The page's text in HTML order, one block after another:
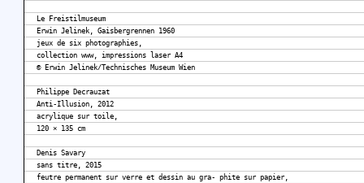
Le Freistilmuseum
Erwin Jelinek, Gaisbergrennen 1960
jeux de six photographies,
collection www, impressions laser A4
© Erwin Jelinek/Technisches Museum Wien
Philippe Decrauzat
Anti-Illusion, 2012
acrylique sur toile,
120 × 135 cm
Denis Savary
sans titre, 2015
feutre permanent sur verre et dessin au gra- phite sur papier,